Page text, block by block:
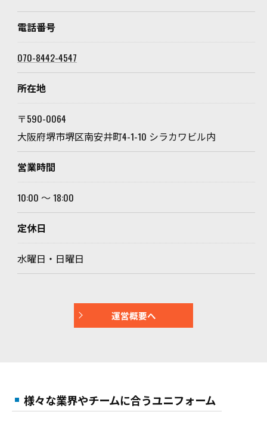
電話番号
070-8442-4547
所在地
〒590-0064
大阪府堺市堺区南安井町4-1-10 シラカワビル内
営業時間
10:00 ～ 18:00
定休日
水曜日・日曜日
運営概要へ
様々な業界やチームに合うユニフォーム